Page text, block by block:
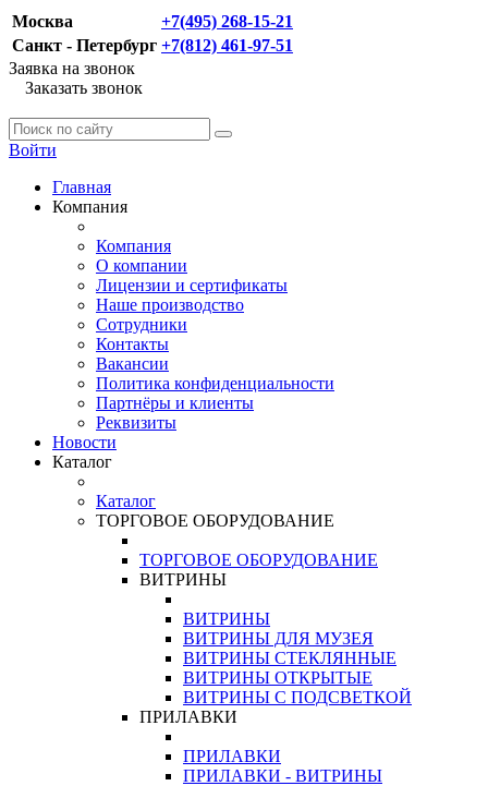
Москва
+7(495) 268-15-21
Санкт - Петербург +7(812) 461-97-51
Заявка на звонок
Заказать звонок
Войти
Главная
Компания
Компания
О компании
Лицензии и сертификаты
Наше производство
Сотрудники
Контакты
Вакансии
Политика конфиденциальности
Партнёры и клиенты
Реквизиты
Новости
Каталог
Каталог
ТОРГОВОЕ ОБОРУДОВАНИЕ
ТОРГОВОЕ ОБОРУДОВАНИЕ
ВИТРИНЫ
ВИТРИНЫ
ВИТРИНЫ ДЛЯ МУЗЕЯ
ВИТРИНЫ СТЕКЛЯННЫЕ
ВИТРИНЫ ОТКРЫТЫЕ
ВИТРИНЫ С ПОДСВЕТКОЙ
ПРИЛАВКИ
ПРИЛАВКИ
ПРИЛАВКИ - ВИТРИНЫ